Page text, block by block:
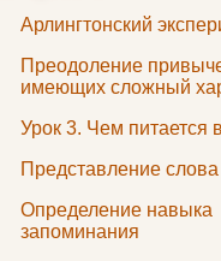
Арлингтонский
Преодоление
имеющих сложный
Урок 3. Чем питается
Представление
Определение навыка
запоминания